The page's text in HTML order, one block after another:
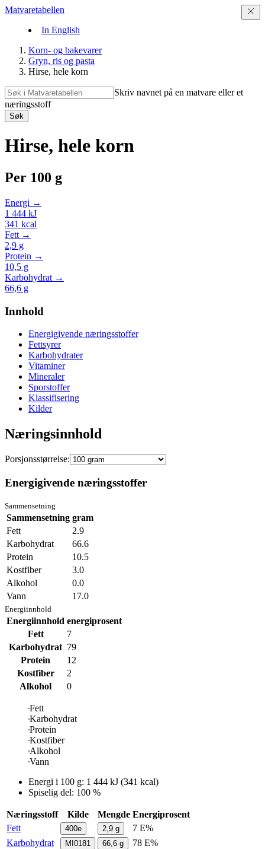
Matvaretabellen
In English
Korn- og bakevarer
Gryn, ris og pasta
Hirse, hele korn
Skriv navnet på en matvare eller et
næringsstoff
Søk
Hirse, hele korn
Per 100 g
Energi →
1 444 kJ
341 kcal
Fett →
2,9 g
Protein →
10,5 g
Karbohydrat →
66,6 g
Innhold
Energigivende næringsstoffer
Fettsyrer
Karbohydrater
Vitaminer
Mineraler
Sporstoffer
Klassifisering
Kilder
Næringsinnhold
Porsjonsstørrelse:
Energigivende næringsstoffer
Sammensetning
Sammensetning gram
Fett
2.9
Karbohydrat
66.6
Protein
10.5
Kostfiber
3.0
Alkohol
0.0
Vann
17.0
Energiinnhold
Energiinnhold energiprosent
Fett
7
Karbohydrat 79
Protein
12
Kostfiber
2
Alkohol
0
Fett
Karbohydrat
Protein
Kostfiber
Alkohol
Vann
Energi i 100 g: 1 444 kJ (341 kcal)
Spiselig del: 100 %
Næringsstoff Kilde Mengde Energiprosent
Fett
400e 2,9 g
7 E%
Karbohydrat
MI0181 66,6 g
78 E%